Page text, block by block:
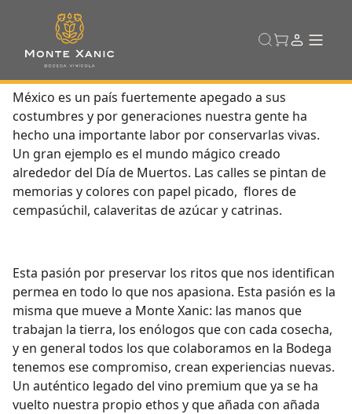
México es un país fuertemente apegado a sus
costumbres y por generaciones nuestra gente ha
hecho una importante labor por conservarlas vivas.
Un gran ejemplo es el mundo mágico creado
alrededor del Día de Muertos. Las calles se pintan de
memorias y colores con papel picado, flores de
cempasúchil, calaveritas de azúcar y catrinas.
Esta pasión por preservar los ritos que nos identifican
permea en todo lo que nos apasiona. Esta pasión es la
misma que mueve a Monte Xanic: las manos que
trabajan la tierra, los enólogos que con cada cosecha,
y en general todos los que colaboramos en la Bodega
tenemos ese compromiso, crean experiencias nuevas.
Un auténtico legado del vino premium que ya se ha
vuelto nuestra propio ethos y que añada con añada